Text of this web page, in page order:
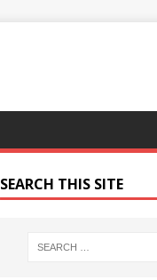
SEARCH THIS SITE